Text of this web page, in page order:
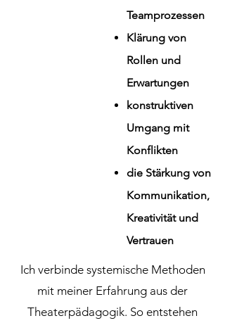
Teamprozessen
Klärung von
Rollen und
Erwartungen
konstruktiven
Umgang mit
Konflikten
die Stärkung von
Kommunikation,
Kreativität und
Vertrauen
Ich verbinde systemische Methoden
mit meiner Erfahrung aus der
Theaterpädagogik. So entstehen